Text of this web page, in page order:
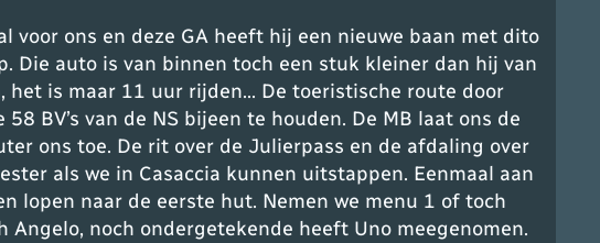
voor ons en deze GA heeft hij een nieuwe baan met dito
Die auto is van binnen toch een stuk kleiner dan hij van
is maar 11 uur rijden… De toeristische route door
BV’s van de NS bijeen te houden. De MB laat ons de
ons toe. De rit over de Julierpass en de afdaling over
als we in Casaccia kunnen uitstappen. Eenmaal aan
lopen naar de eerste hut. Nemen we menu 1 of toch
noch ondergetekende heeft Uno meegenomen.